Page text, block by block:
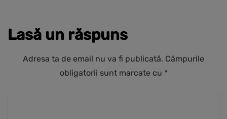
Lasă un răspuns
Adresa ta de email nu va fi publicată. Câmpurile
obligatorii sunt marcate cu *